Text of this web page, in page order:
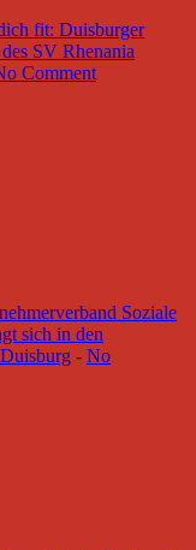
fit: Duisburger
SV Rhenania
Comment
Soziale
sich in den
- No